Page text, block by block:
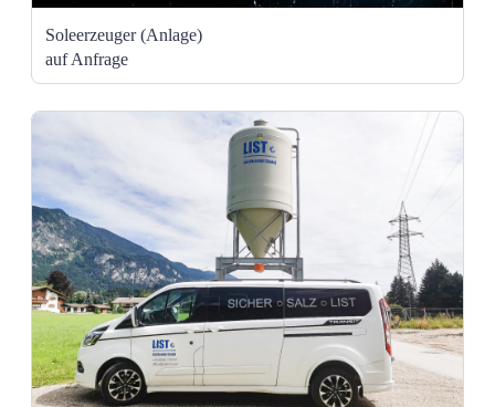
Soleerzeuger (Anlage)
auf Anfrage